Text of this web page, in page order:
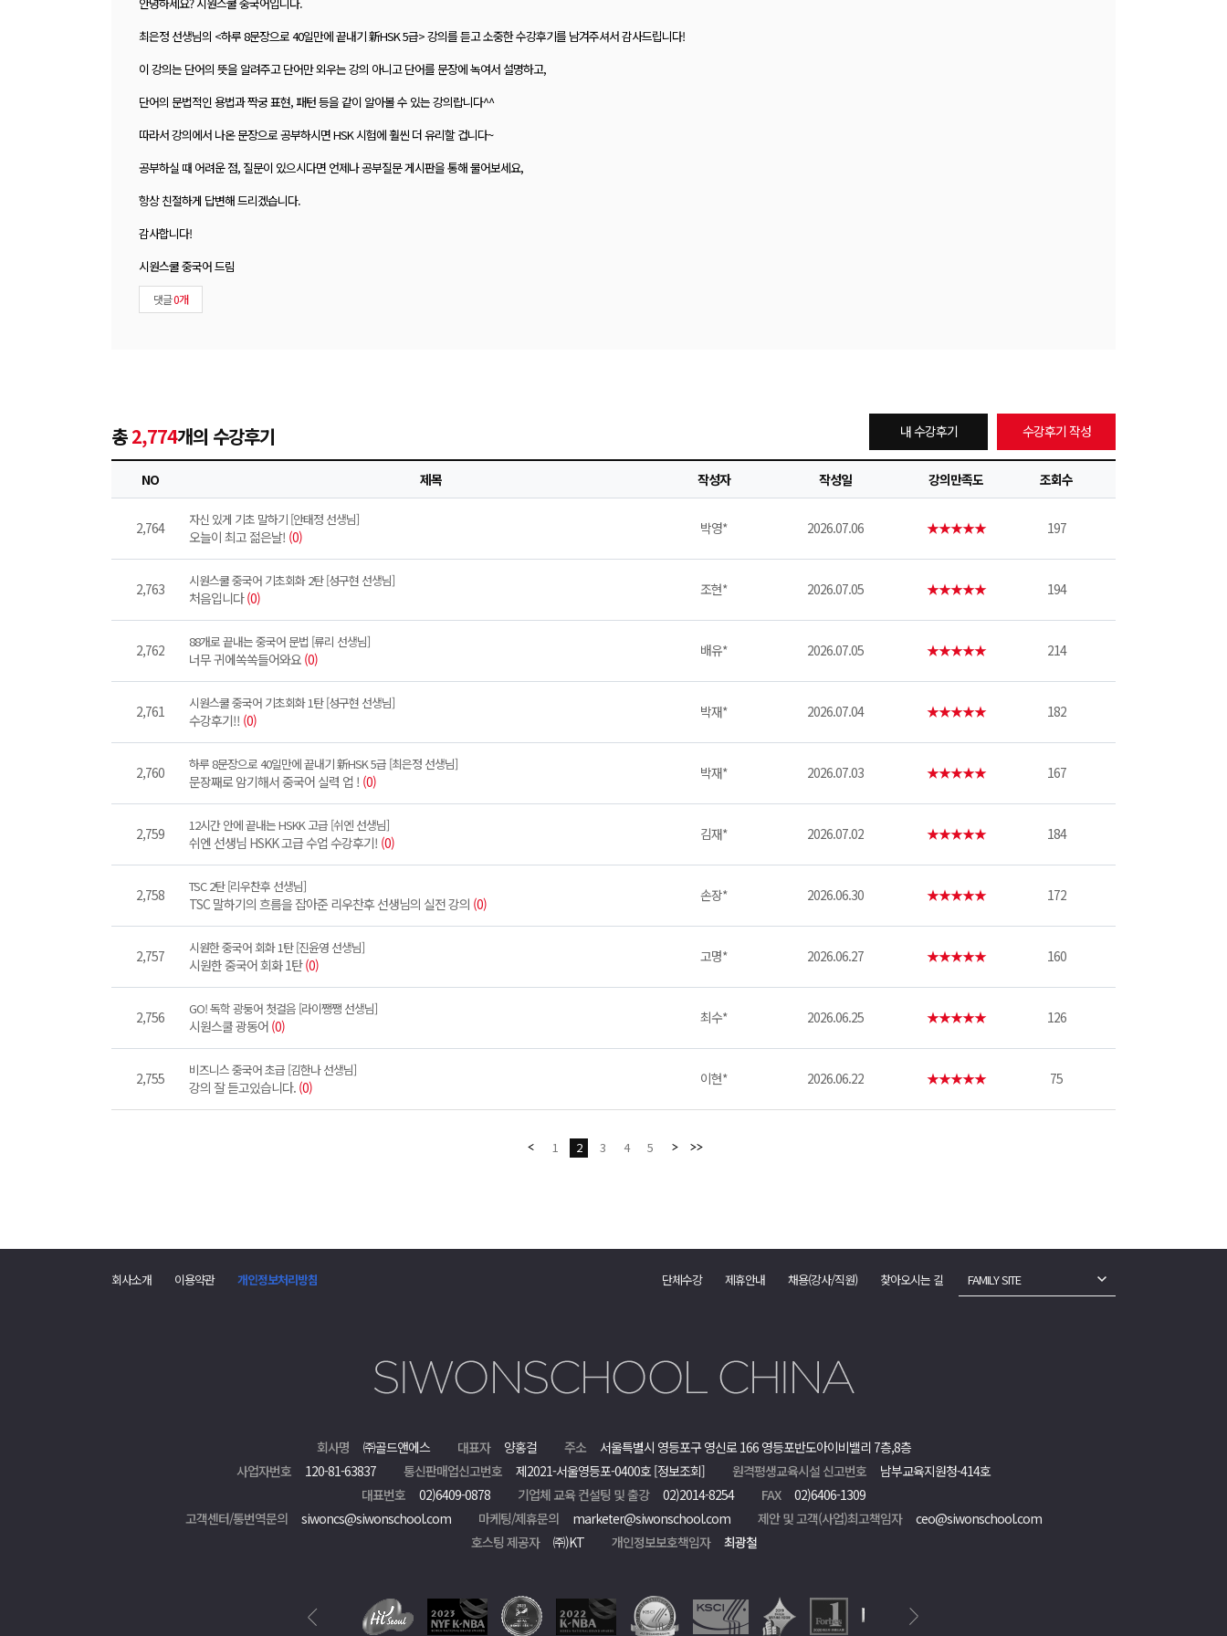
최은정 선생님의 <하루 8문장으로 40일만에 끝내기 新HSK 5급> 강의를 듣고 소중한 수강후기를 남겨주셔서 감사드립니다!
이 강의는 단어의 뜻을 알려주고 단어만 외우는 강의 아니고 단어를 문장에 녹여서 설명하고,
단어의 문법적인 용법과 짝궁 표현, 패턴 등을 같이 알아볼 수 있는 강의랍니다^^
따라서 강의에서 나온 문장으로 공부하시면 HSK 시험에 훨씬 더 유리할 겁니다~
공부하실 때 어려운 점, 질문이 있으시다면 언제나 공부질문 게시판을 통해 물어보세요,
항상 친절하게 답변해 드리겠습니다.
감사합니다!
시원스쿨 중국어 드림
댓글0개
총2,774개의 수강후기 내 수강후기 수강후기 작성
NO 제목 작성자 작성일 강의만족도 조회수
2,764 자신 있게 기초 말하기 [안태정 선생님]
오늘이 최고 젊은날! (0) 박영* 2026.07.06 ★★★★★ 197
2,763 시원스쿨 중국어 기초회화 2탄 [성구현 선생님]
처음입니다(0) 조현* 2026.07.05 ★★★★★ 194
2,762 88개로 끝내는 중국어 문법 [류리 선생님]
너무 귀에쏙쏙들어와요 (0) 배유* 2026.07.05 ★★★★★ 214
2,761 시원스쿨 중국어 기초회화 1탄 [성구현 선생님]
수강후기!! (0) 박재* 2026.07.04 ★★★★★ 182
2,760 하루 8문장으로 40일만에 끝내기 新HSK 5급 [최은정 선생님]
문장째로 암기해서 중국어 실력 업 ! (0) 박재* 2026.07.03 ★★★★★ 167
2,759 12시간 안에 끝내는 HSKK 고급 [쉬엔 선생님]
쉬엔 선생님 HSKK 고급 수업 수강후기! (0) 김재* 2026.07.02 ★★★★★ 184
2,758 TSC 2탄 [리우찬후 선생님]
TSC 말하기의 흐름을 잡아준 리우찬후 선생님의 실전 강의 (0) 손장* 2026.06.30 ★★★★★ 172
2,757 시원한 중국어 회화 1탄 [진윤영 선생님]
시원한 중국어 회화 1탄(0) 고명* 2026.06.27 ★★★★★ 160
2,756 GO! 독학 광둥어 첫걸음 [라이쨍쨍 선생님]
시원스쿨 광동어 (0) 최수* 2026.06.25 ★★★★★ 126
2,755 비즈니스 중국어 초급 [김한나 선생님]
강의 잘 듣고있습니다. (0) 이현* 2026.06.22 ★★★★★ 75
1 2 3 4 5
회사소개 이용약관 개인정보처리방침 단체수강 제휴안내 채용(강사/직원) 찾아오시는 길 FAMILY SITE
회사명 ㈜골드앤에스 대표자 양홍걸 주소
서울특별시 영등포구 영신로 166 영등포반도아이비밸리 7층,8층
사업자번호
120-81-63837 통신판매업신고번호 제2021-서울영등포-0400호 [정보조회] 원격평생교육시설 신고번호
남부교육지원청-414호
대표번호
02)6409-0878 기업체 교육 컨설팅 및 출강 02)2014-8254 FAX
02)6406-1309
고객센터/통번역문의
siwoncs@siwonschool.com 마케팅/제휴문의 marketer@siwonschool.com 제안 및 고객(사업)최고책임자
ceo@siwonschool.com
호스팅 제공자
㈜)KT 개인정보보호책임자 최광철